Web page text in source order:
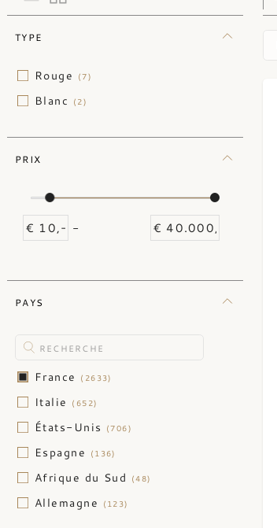
TYPE
Rouge (7)
Blanc (2)
PRIX
-
PAYS
France (2633)
Italie (652)
États-Unis (706)
Espagne (136)
Afrique du Sud (48)
Allemagne (123)